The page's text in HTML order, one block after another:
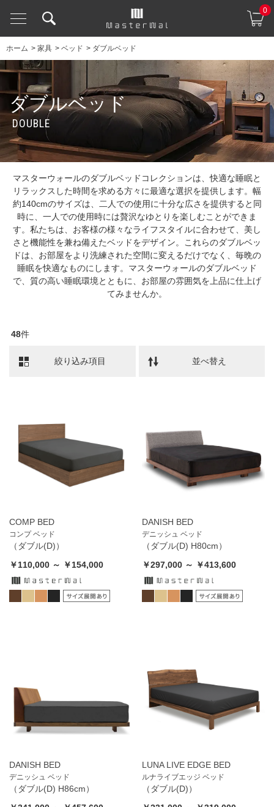
0
ホーム > 家具 > ベッド > ダブルベッド
ダブルベッド
DOUBLE
マスターウォールのダブルベッドコレクションは、快適な睡眠と
リラックスした時間を求める方々に最適な選択を提供します。幅
約140cmのサイズは、二人での使用に十分な広さを提供すると同
時に、一人での使用時には贅沢なゆとりを楽しむことができま
す。私たちは、お客様の様々なライフスタイルに合わせて、美し
さと機能性を兼ね備えたベッドをデザイン。これらのダブルベッ
ドは、お部屋をより洗練された空間に変えるだけでなく、毎晩の
睡眠を快適なものにします。マスターウォールのダブルベッド
で、質の高い睡眠環境とともに、お部屋の雰囲気を上品に仕上げ
てみませんか。
48件
絞り込み項目 並べ替え
COMP BED
コンプ ベッド
（ダブル(D)）
￥110,000 ～ ￥154,000
DANISH BED
デニッシュ ベッド
（ダブル(D) H80cm）
￥297,000 ～ ￥413,600
DANISH BED
デニッシュ ベッド
（ダブル(D) H86cm）
LUNA LIVE EDGE BED
ルナライブエッジ ベッド
（ダブル(D)）